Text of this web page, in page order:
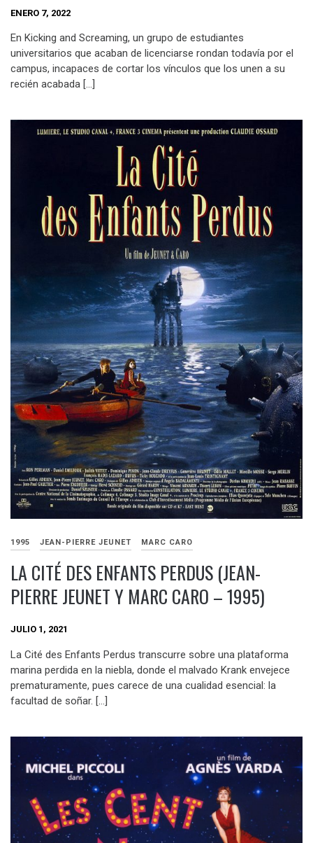
ENERO 7, 2022
En Kicking and Screaming, un grupo de estudiantes
universitarios que acaban de licenciarse rondan todavía por el
campus, incapaces de cortar los vínculos que los unen a su
recién acabada […]
1995 JEAN-PIERRE JEUNET MARC CARO
LA CITÉ DES ENFANTS PERDUS (JEAN-
PIERRE JEUNET Y MARC CARO – 1995)
JULIO 1, 2021
La Cité des Enfants Perdus transcurre sobre una plataforma
marina perdida en la niebla, donde el malvado Krank envejece
prematuramente, pues carece de una cualidad esencial: la
facultad de soñar. […]